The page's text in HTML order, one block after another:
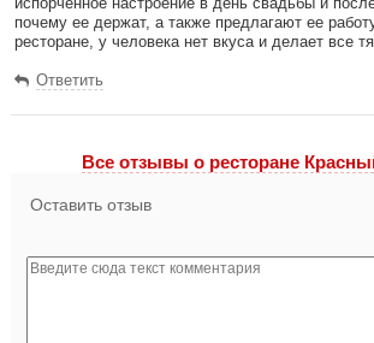
почему ее держат, а также предлагают ее
ресторане, у человека нет вкуса и делает все
Ответить
Все отзывы o ресторане
Оставить отзыв